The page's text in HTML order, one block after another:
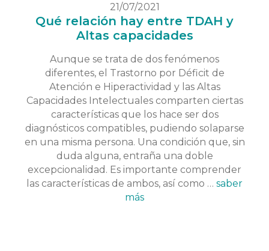
21/07/2021
Qué relación hay entre TDAH y
Altas capacidades
Aunque se trata de dos fenómenos
diferentes, el Trastorno por Déficit de
Atención e Hiperactividad y las Altas
Capacidades Intelectuales comparten ciertas
características que los hace ser dos
diagnósticos compatibles, pudiendo solaparse
en una misma persona. Una condición que, sin
duda alguna, entraña una doble
excepcionalidad. Es importante comprender
las características de ambos, así como … saber
más